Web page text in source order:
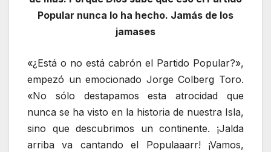
Popular nunca lo ha hecho. Jamás de los
jamases
«¿Está o no está cabrón el Partido Popular?»,
empezó un emocionado Jorge Colberg Toro.
«No sólo destapamos esta atrocidad que
nunca se ha visto en la historia de nuestra Isla,
sino que descubrimos un continente. ¡Jalda
arriba va cantando el Populaaarr! ¡Vamos,